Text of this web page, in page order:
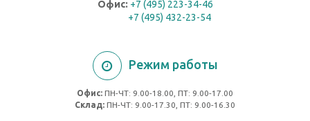
Офис: +7 (495) 223-34-46
+7 (495) 432-23-54
Режим работы
Офис: ПН-ЧТ: 9.00-18.00, ПТ: 9.00-17.00
Cклад: ПН-ЧТ: 9.00-17.30, ПТ: 9.00-16.30